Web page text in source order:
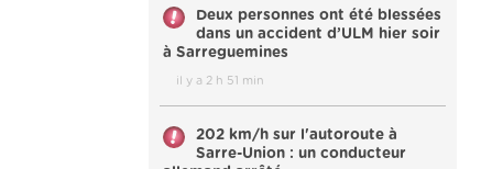
Deux personnes ont été blessées
dans un accident d’ULM hier soir
à Sarreguemines
il y a 2 h 51 min
202 km/h sur l'autoroute à
Sarre-Union : un conducteur